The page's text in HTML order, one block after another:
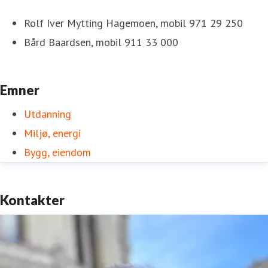
Rolf Iver Mytting Hagemoen, mobil 971 29 250
Bård Baardsen, mobil 911 33 000
Emner
Utdanning
Miljø, energi
Bygg, eiendom
Kontakter